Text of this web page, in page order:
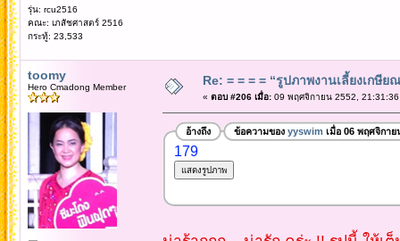
รุ่น: rcu2516
คณะ: เภสัชศาสตร์ 2516
กระทู้: 23,533
toomy
Hero Cmadong Member Re: = = = = “รูปภาพงานเลี้ยงเกษี
« ตอบ #206 เมื่อ:09 พฤศจิกายน 2552, 21:31:36
อ้างถึง ข้อความของ yyswim เมื่อ 06 พฤศจิกา
179